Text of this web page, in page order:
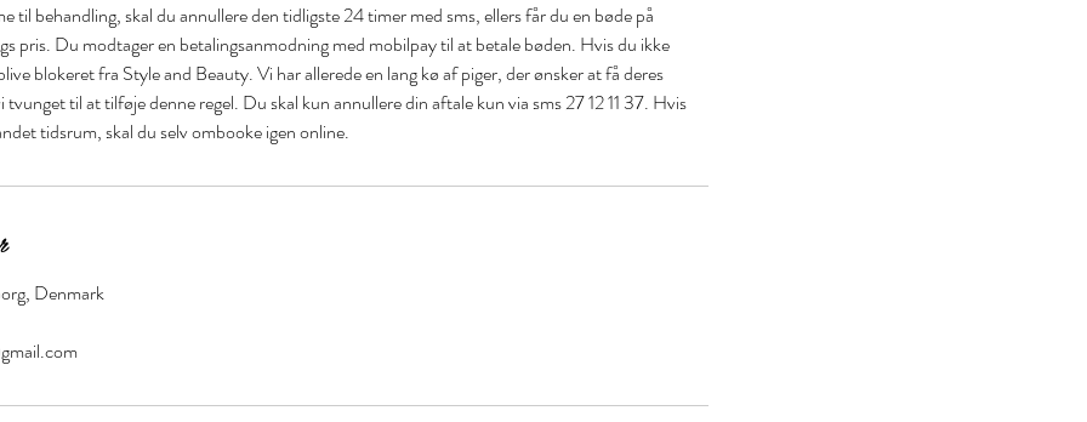
til behandling, skal du annullere den tidligste 24 timer med sms, ellers får du en bøde på
pris. Du modtager en betalingsanmodning med mobilpay til at betale bøden. Hvis du ikke
blokeret fra Style and Beauty. Vi har allerede en lang kø af piger, der ønsker at få deres
til at tilføje denne regel. Du skal kun annullere din aftale kun via sms 27 12 11 37. Hvis
tidsrum, skal du selv ombooke igen online.
Denmark